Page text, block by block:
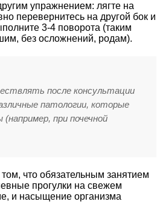
упражнением: лягте на
перевернитесь на другой бок и
3-4 поворота (таким
без осложнений, родам).
после консультации
патологии, которые
при почечной
что обязательным занятием
прогулки на свежем
и насыщение организма